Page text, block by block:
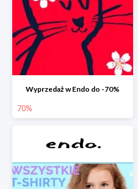
Wyprzedaż w Endo do -70%
70%